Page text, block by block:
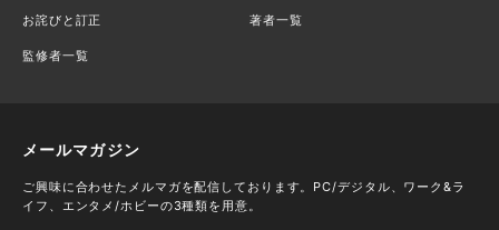
お詫びと訂正 著者一覧
監修者一覧
メールマガジン
ご興味に合わせたメルマガを配信しております。PC/デジタル、ワーク&ラ
イフ、エンタメ/ホビーの3種類を用意。